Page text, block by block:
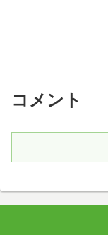
コメント